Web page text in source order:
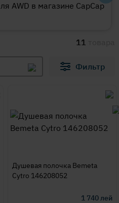
11
Фильтр
Душевая полочка Bemeta
Cytro 146208052
1 740лей